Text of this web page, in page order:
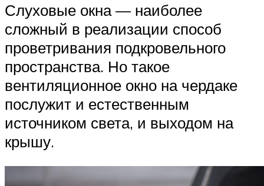
Слуховые окна — наиболее
сложный в реализации способ
проветривания подкровельного
пространства. Но такое
вентиляционное окно на чердаке
послужит и естественным
источником света, и выходом на
крышу.